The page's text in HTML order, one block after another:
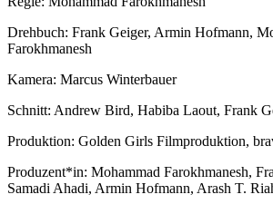
Drehbuch: Frank Geiger, Armin Hofmann,
Farokhmanesh
Kamera: Marcus Winterbauer
Schnitt: Andrew Bird, Habiba Laout, Frank
Produktion: Golden Girls Filmproduktion,
Produzent*in: Mohammad Farokhmanesh,
Samadi Ahadi, Armin Hofmann, Arash T.